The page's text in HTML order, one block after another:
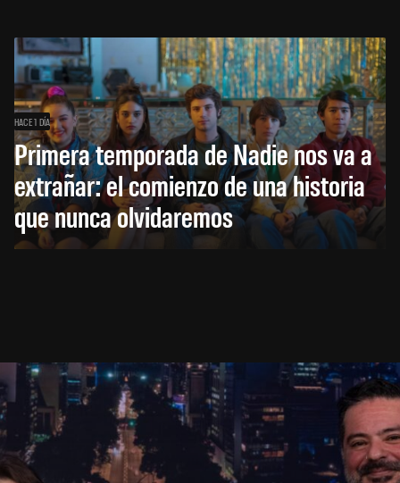
HACE 1 DÍA
Primera temporada de Nadie nos va a
extrañar: el comienzo de una historia
que nunca olvidaremos